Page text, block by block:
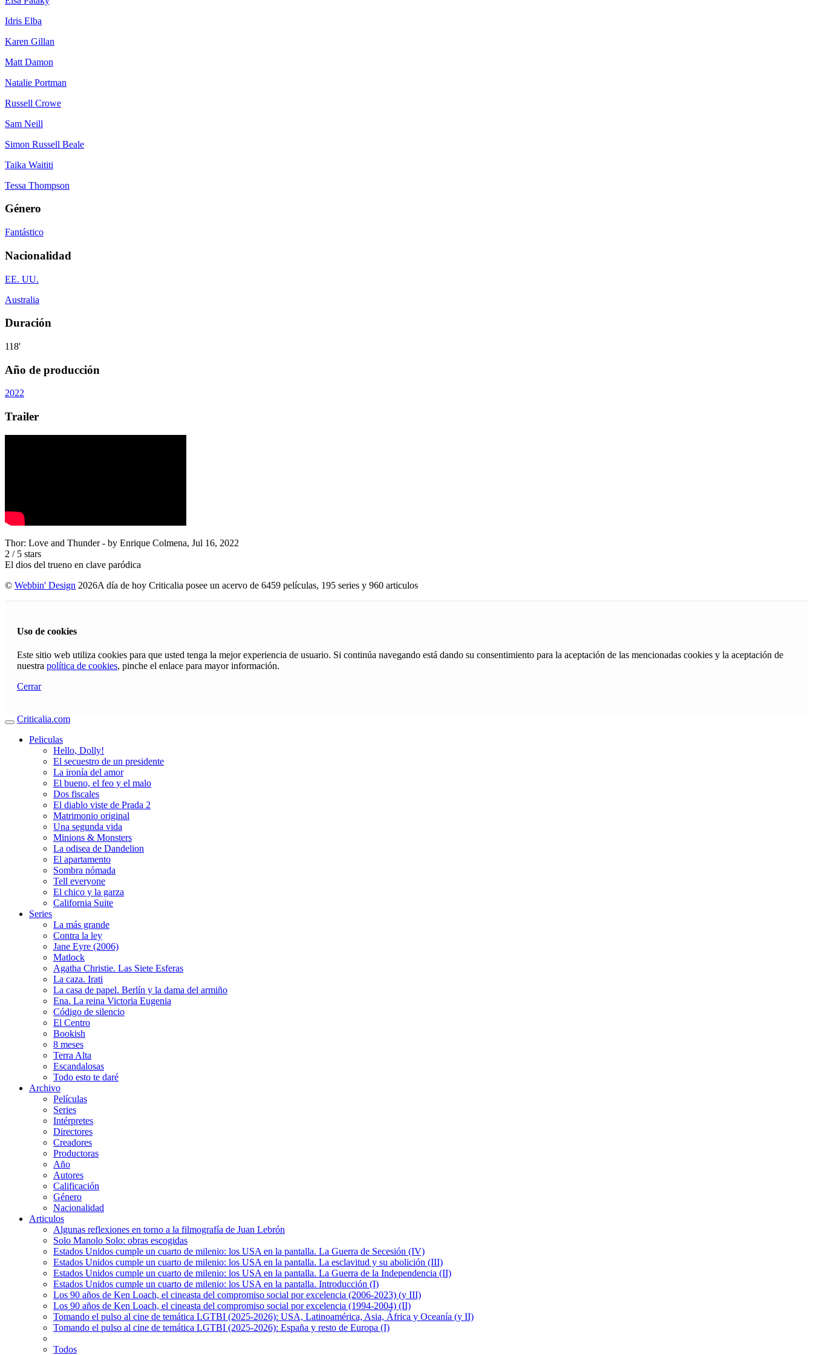
Idris Elba
Karen Gillan
Matt Damon
Natalie Portman
Russell Crowe
Sam Neill
Simon Russell Beale
Taika Waititi
Tessa Thompson
Género
Fantástico
Nacionalidad
EE. UU.
Australia
Duración
118'
Año de producción
2022
Trailer
Thor: Love and Thunder- by Enrique Colmena, Jul 16, 2022
2 / 5 stars
El dios del trueno en clave paródica
© Webbin' Design 2026A día de hoy Criticalia posee un acervo de 6459 películas, 195 series y 960 articulos
Uso de cookies
Este sitio web utiliza cookies para que usted tenga la mejor experiencia de usuario. Si continúa navegando está dando su consentimiento para la aceptación de las mencionadas cookies y la aceptación de
nuestra política de cookies, pinche el enlace para mayor información.
Cerrar
Criticalia.com
Peliculas
Hello, Dolly!
El secuestro de un presidente
La ironía del amor
El bueno, el feo y el malo
Dos fiscales
El diablo viste de Prada 2
Matrimonio original
Una segunda vida
Minions & Monsters
La odisea de Dandelion
El apartamento
Sombra nómada
Tell everyone
El chico y la garza
California Suite
Series
La más grande
Contra la ley
Jane Eyre (2006)
Matlock
Agatha Christie. Las Siete Esferas
La caza. Irati
La casa de papel. Berlín y la dama del armiño
Ena. La reina Victoria Eugenia
Código de silencio
El Centro
Bookish
8 meses
Terra Alta
Escandalosas
Todo esto te daré
Archivo
Películas
Series
Intérpretes
Directores
Creadores
Productoras
Año
Autores
Calificación
Género
Nacionalidad
Articulos
Algunas reflexiones en torno a la filmografía de Juan Lebrón
Solo Manolo Solo: obras escogidas
Estados Unidos cumple un cuarto de milenio: los USA en la pantalla. La Guerra de Secesión (IV)
Estados Unidos cumple un cuarto de milenio: los USA en la pantalla. La esclavitud y su abolición (III)
Estados Unidos cumple un cuarto de milenio: los USA en la pantalla. La Guerra de la Independencia (II)
Estados Unidos cumple un cuarto de milenio: los USA en la pantalla. Introducción (I)
Los 90 años de Ken Loach, el cineasta del compromiso social por excelencia (2006-2023) (y III)
Los 90 años de Ken Loach, el cineasta del compromiso social por excelencia (1994-2004) (II)
Tomando el pulso al cine de temática LGTBI (2025-2026): USA, Latinoamérica, Asia, África y Oceanía (y II)
Tomando el pulso al cine de temática LGTBI (2025-2026): España y resto de Europa (I)
Todos